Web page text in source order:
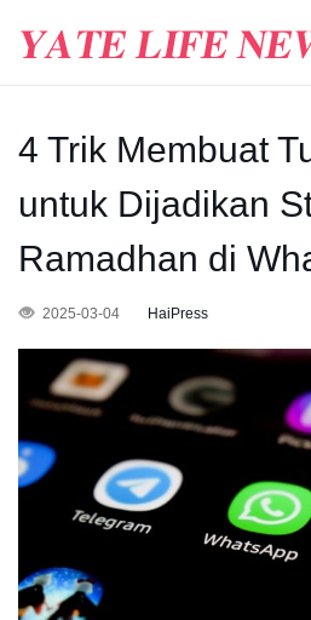
4 Trik Membuat
untuk Dijadikan
Ramadhan di
2025-03-04 HaiPress